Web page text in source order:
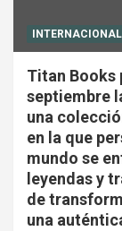
INTERNACIONAL
Titan Books
septiembre
una
en la que
mundo se
leyendas y
de
una